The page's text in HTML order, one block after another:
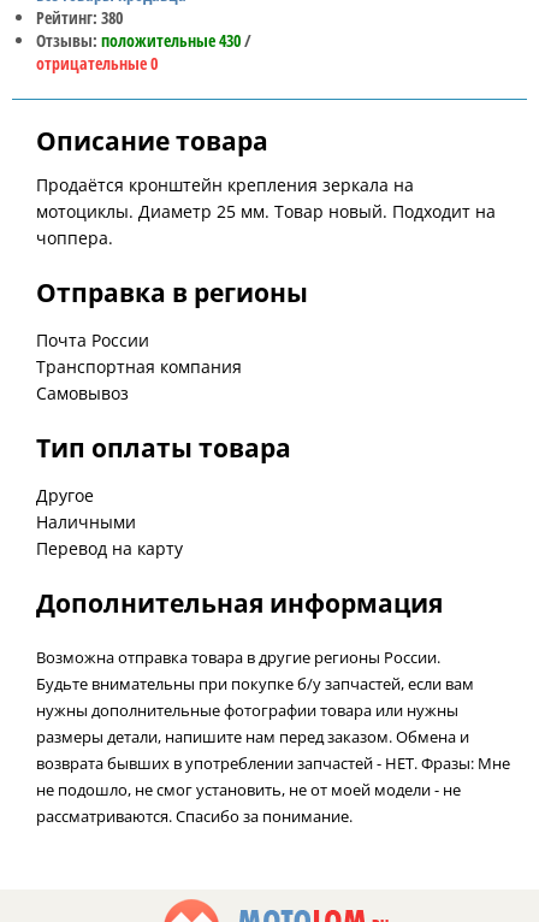
Рейтинг: 380
Отзывы: положительные 430/
отрицательные 0
Описание товара
Продаётся кронштейн крепления зеркала на
мотоциклы. Диаметр 25 мм. Товар новый. Подходит на
чоппера.
Отправка в регионы
Почта России
Транспортная компания
Самовывоз
Тип оплаты товара
Другое
Наличными
Перевод на карту
Дополнительная информация
Возможна отправка товара в другие регионы России.
Будьте внимательны при покупке б/у запчастей, если вам
нужны дополнительные фотографии товара или нужны
размеры детали, напишите нам перед заказом. Обмена и
возврата бывших в употреблении запчастей - НЕТ. Фразы: Мне
не подошло, не смог установить, не от моей модели - не
рассматриваются. Спасибо за понимание.